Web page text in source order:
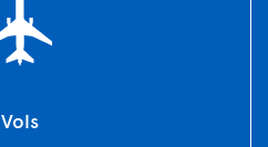
Vols